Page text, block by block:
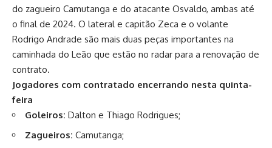
do zagueiro Camutanga e do atacante Osvaldo, ambas até
o final de 2024. O lateral e capitão Zeca e o volante
Rodrigo Andrade são mais duas peças importantes na
caminhada do Leão que estão no radar para a renovação de
contrato.
Jogadores com contratado encerrando nesta quinta-
feira
Goleiros: Dalton e Thiago Rodrigues;
Zagueiros: Camutanga;